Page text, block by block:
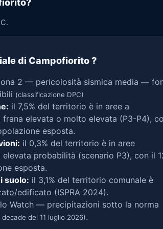
di Campofiorito?
2 — pericolosità sismica media —
(classificazione DPC)
il 7,5% del territorio è in aree a
elevata o molto elevata (P3-P4),
esposta.
il 0,3% del territorio è in aree
probabilità (scenario P3), con il
esposta.
suolo: il 3,1% del territorio comunale è
edificato (ISPRA 2024).
Watch — precipitazioni sotto la norma
del 11 luglio 2026).